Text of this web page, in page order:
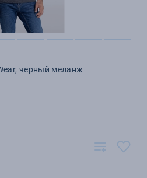
черный меланж